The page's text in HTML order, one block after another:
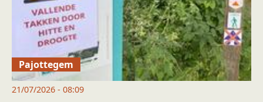
Pajottegem
21/07/2026 - 08:09